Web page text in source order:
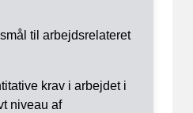
til arbejdsrelateret
krav i arbejdet i
niveau af